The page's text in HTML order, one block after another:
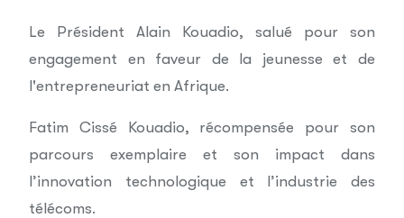
Le Président Alain Kouadio, salué pour son
engagement en faveur de la jeunesse et de
l'entrepreneuriat en Afrique.
Fatim Cissé Kouadio, récompensée pour son
parcours exemplaire et son impact dans
l’innovation technologique et l’industrie des
télécoms.